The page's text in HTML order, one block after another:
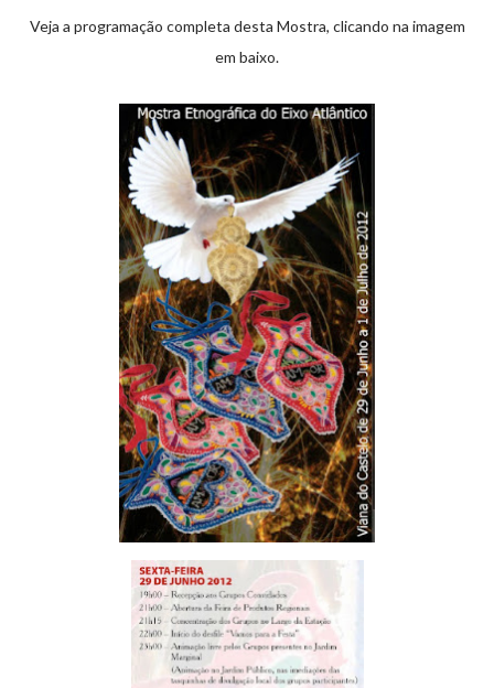
Veja a programação completa desta Mostra, clicando na imagem
em baixo.